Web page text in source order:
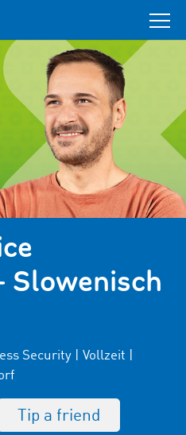
Slowenisch
Security | Vollzeit |
Tip a friend